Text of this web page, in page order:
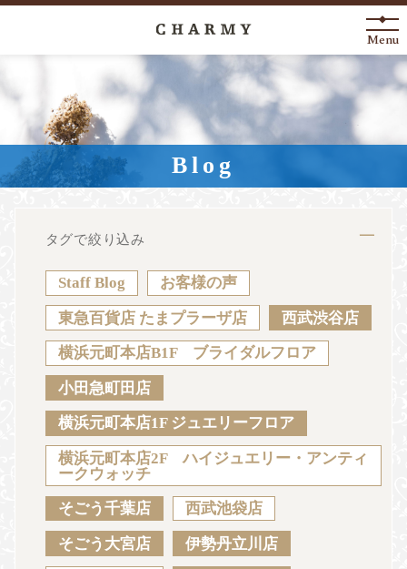
New Arrival
About
Engagement Ring
Anniversary
News Blog
Sustainability Voice Catalog
JA EN CH KO
Menu
Blog
タグで絞り込み
Staff Blog お客様の声
東急百貨店 たまプラーザ店 西武渋谷店
横浜元町本店B1F ブライダルフロア
小田急町田店
横浜元町本店1F ジュエリーフロア
横浜元町本店2F ハイジュエリー・アンティ
ークウォッチ
そごう千葉店 西武池袋店
そごう大宮店 伊勢丹立川店